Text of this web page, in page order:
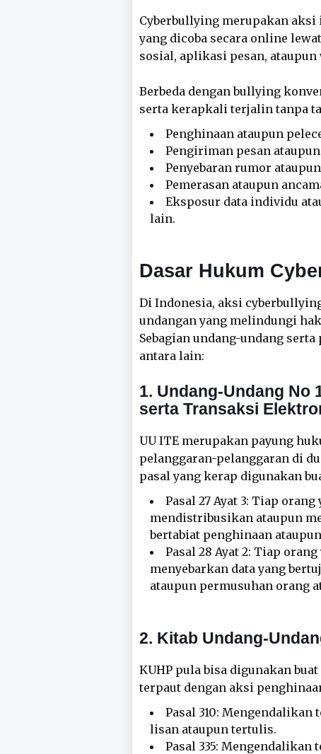
Cyberbullying merupakan
yang dicoba secara online
sosial, aplikasi pesan, ataupun
Berbeda dengan bullying
serta kerapkali terjalin tanpa
Penghinaan ataupun
Pengiriman pesan
Penyebaran rumor
Pemerasan ataupun
Eksposur data individu
lain.
Dasar Hukum
Di Indonesia, aksi
undangan yang melindungi
Sebagian undang-undang
antara lain:
1. Undang-Undang No
serta Transaksi
UU ITE merupakan payung
pelanggaran-pelanggaran di
pasal yang kerap digunakan
Pasal 27 Ayat 3: Tiap
mendistribusikan ataupun
bertabiat penghinaan
Pasal 28 Ayat 2: Tiap
menyebarkan data yang
ataupun permusuhan orang
2. Kitab Undang-
KUHP pula bisa digunakan
terpaut dengan aksi
Pasal 310: Mengendalikan
lisan ataupun tertulis.
Pasal 335: